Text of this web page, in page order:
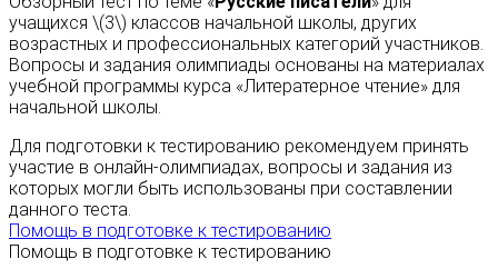
учащихся \(3\) классов начальной школы, других
возрастных и профессиональных категорий участников.
Вопросы и задания олимпиады основаны на материалах
учебной программы курса «Литератерное чтение» для
начальной школы.
Для подготовки к тестированию рекомендуем принять
участие в онлайн-олимпиадах, вопросы и задания из
которых могли быть использованы при составлении
данного теста.
Помощь в подготовке к тестированию
Помощь в подготовке к тестированию